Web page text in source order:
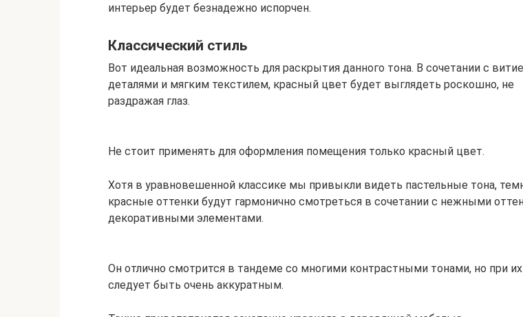
интерьер будет безнадежно испорчен.
Классический стиль
Вот идеальная возможность для раскрытия данного тона. В сочетании с
деталями и мягким текстилем, красный цвет будет выглядеть роскошно, не
раздражая глаз.
Не стоит применять для оформления помещения только красный цвет.
Хотя в уравновешенной классике мы привыкли видеть пастельные тона,
красные оттенки будут гармонично смотреться в сочетании с нежными
декоративными элементами.
Он отлично смотрится в тандеме со многими контрастными тонами, но при
следует быть очень аккуратным.